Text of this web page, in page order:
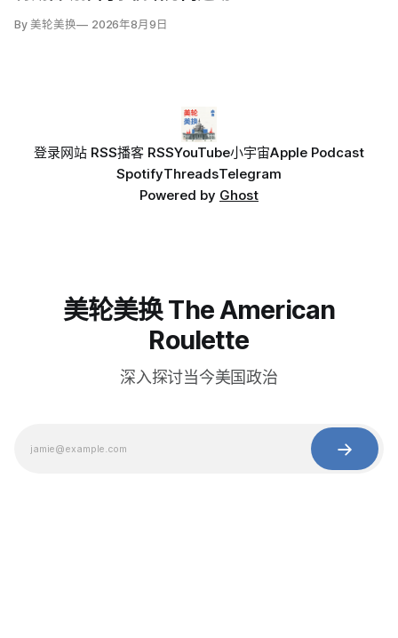
By 美轮美换 2026年8月9日
登录网站 RSS播客 RSSYouTube小宇宙Apple Podcast
SpotifyThreadsTelegram
Powered by Ghost
美轮美换 The American
Roulette
深入探讨当今美国政治